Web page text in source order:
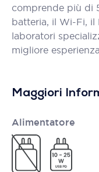
comprende più di
batteria, il Wi-Fi, il
laboratori
migliore
Maggiori
Alimentatore